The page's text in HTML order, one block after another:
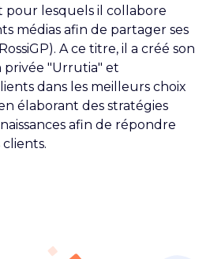
lesquels il collabore
médias afin de partager ses
A ce titre, il a créé son
privée "Urrutia" et
dans les meilleurs choix
élaborant des stratégies
afin de répondre
clients.